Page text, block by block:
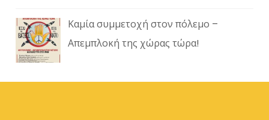
Καμία συμμετοχή στον πόλεμο –
Απεμπλοκή της χώρας τώρα!